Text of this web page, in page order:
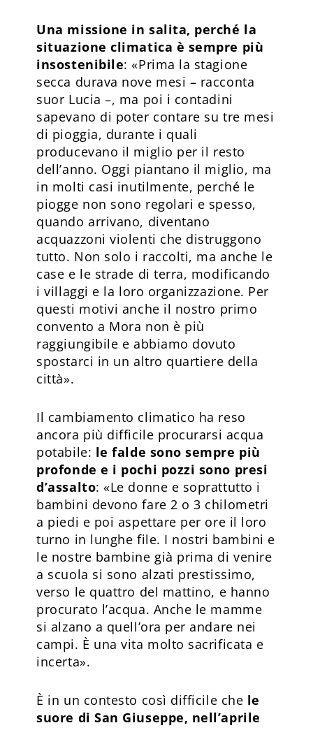
Una missione in salita, perché la
situazione climatica è sempre più
insostenibile: «Prima la stagione
secca durava nove mesi – racconta
suor Lucia –, ma poi i contadini
sapevano di poter contare su tre mesi
di pioggia, durante i quali
producevano il miglio per il resto
dell’anno. Oggi piantano il miglio, ma
in molti casi inutilmente, perché le
piogge non sono regolari e spesso,
quando arrivano, diventano
acquazzoni violenti che distruggono
tutto. Non solo i raccolti, ma anche le
case e le strade di terra, modificando
i villaggi e la loro organizzazione. Per
questi motivi anche il nostro primo
convento a Mora non è più
raggiungibile e abbiamo dovuto
spostarci in un altro quartiere della
città».
Il cambiamento climatico ha reso
ancora più difficile procurarsi acqua
potabile: le falde sono sempre più
profonde e i pochi pozzi sono presi
d’assalto: «Le donne e soprattutto i
bambini devono fare 2 o 3 chilometri
a piedi e poi aspettare per ore il loro
turno in lunghe file. I nostri bambini e
le nostre bambine già prima di venire
a scuola si sono alzati prestissimo,
verso le quattro del mattino, e hanno
procurato l’acqua. Anche le mamme
si alzano a quell’ora per andare nei
campi. È una vita molto sacrificata e
incerta».
È in un contesto così difficile che le
suore di San Giuseppe, nell’aprile